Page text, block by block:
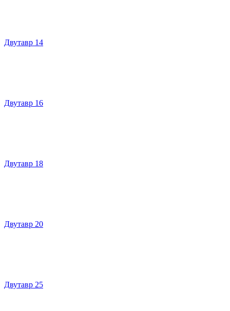
Двутавр 14
Двутавр 16
Двутавр 18
Двутавр 20
Двутавр 25